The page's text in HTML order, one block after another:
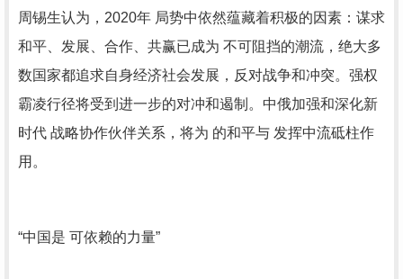
周锡生认为，2020年 局势中依然蕴藏着积极的因素：谋求
和平、发展、合作、共赢已成为 不可阻挡的潮流，绝大多
数国家都追求自身经济社会发展，反对战争和冲突。强权
霸凌行径将受到进一步的对冲和遏制。中俄加强和深化新
时代 战略协作伙伴关系，将为 的和平与 发挥中流砥柱作
用。
“中国是 可依赖的力量”